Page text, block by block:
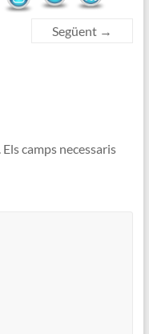
Següent →
Els camps necessaris